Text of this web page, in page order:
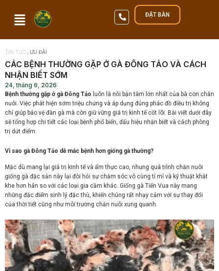
dung
ĐẶT BÀN
TIN TỨC ƯU ĐÃI
CÁC BỆNH THƯỜNG GẶP Ở GÀ ĐÔNG TẢO VÀ CÁCH
NHẬN BIẾT SỚM
24, tháng 6, 2026
Bệnh thường gặp ở gà Đông Tảo luôn là nỗi bận tâm lớn nhất của bà con chăn
nuôi. Việc phát hiện sớm triệu chứng và áp dụng đúng phác đồ điều trị không
chỉ giúp bảo vệ đàn gà mà còn giữ vững giá trị kinh tế cốt lõi. Bài viết dưới đây
sẽ tổng hợp chi tiết các loại bệnh phổ biến, dấu hiệu nhận biết và cách phòng
trị dứt điểm.
Vì sao gà Đông Tảo dễ mắc bệnh hơn giống gà thường?
Mặc dù mang lại giá trị kinh tế và ẩm thực cao, nhưng quá trình chăn nuôi
giống gà đặc sản này lại đòi hỏi sự chăm sóc vô cùng tỉ mỉ và kỹ thuật khắt
khe hơn hẳn so với các loại gia cầm khác. Giống gà Tiến Vua này mang
những đặc điểm sinh lý đặc thù, khiến chúng rất nhạy cảm với sự thay đổi
của thời tiết cũng như môi trường chăn nuôi xung quanh.